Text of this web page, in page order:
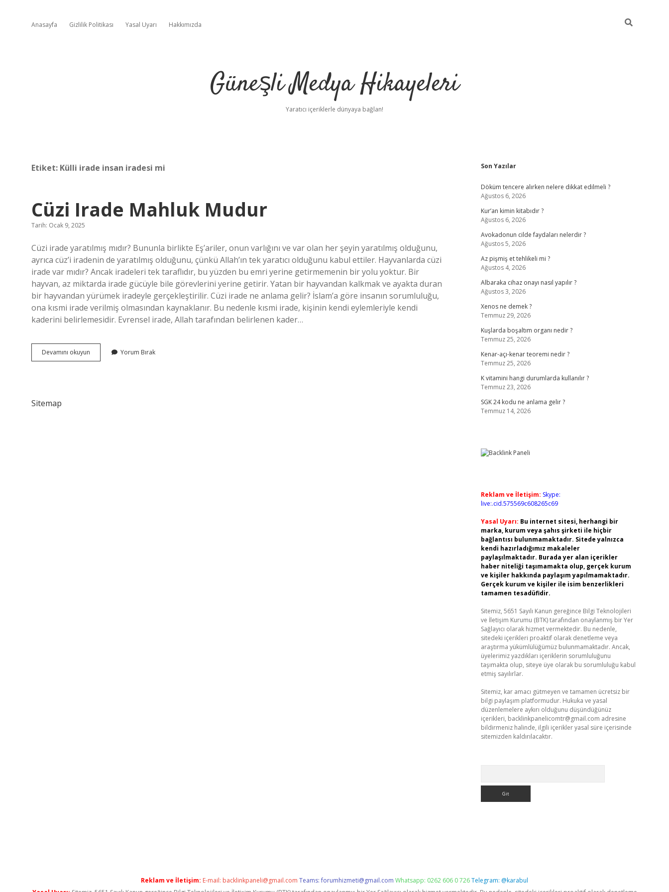
Anasayfa Gizlilik Politikası Yasal Uyarı Hakkımızda
Güneşli Medya Hikayeleri
Yaratıcı içeriklerle dünyaya bağlan!
Etiket: Külli irade insan iradesi mi
Cüzi Irade Mahluk Mudur
Tarih: Ocak 9, 2025
Cüzi irade yaratılmış mıdır? Bununla birlikte Eş’ariler, onun varlığını ve var olan her şeyin yaratılmış olduğunu,
ayrıca cüz’i iradenin de yaratılmış olduğunu, çünkü Allah’ın tek yaratıcı olduğunu kabul ettiler. Hayvanlarda cüzi
irade var mıdır? Ancak iradeleri tek taraflıdır, bu yüzden bu emri yerine getirmemenin bir yolu yoktur. Bir
hayvan, az miktarda irade gücüyle bile görevlerini yerine getirir. Yatan bir hayvandan kalkmak ve ayakta duran
bir hayvandan yürümek iradeyle gerçekleştirilir. Cüzi irade ne anlama gelir? İslam’a göre insanın sorumluluğu,
ona kısmi irade verilmiş olmasından kaynaklanır. Bu nedenle kısmi irade, kişinin kendi eylemleriyle kendi
kaderini belirlemesidir. Evrensel irade, Allah tarafından belirlenen kader…
Devamını okuyun
Irade
Yorum Bırak
Sitemap
Sidebar
Son Yazılar
Döküm tencere alırken nelere dikkat edilmeli ?
Ağustos 6, 2026
Kur’an kimin kitabıdır ?
Ağustos 6, 2026
Avokadonun cilde faydaları nelerdir ?
Ağustos 5, 2026
Az pişmiş et tehlikeli mi ?
Ağustos 4, 2026
Albaraka cihaz onayı nasıl yapılır ?
Ağustos 3, 2026
Xenos ne demek ?
Temmuz 29, 2026
Kuşlarda boşaltım organı nedir ?
Temmuz 25, 2026
Kenar-açı-kenar teoremi nedir ?
Temmuz 25, 2026
K vitamini hangi durumlarda kullanılır ?
Temmuz 23, 2026
SGK 24 kodu ne anlama gelir ?
Temmuz 14, 2026
Reklam ve İletişim: Skype:
live:.cid.575569c608265c69
Yasal Uyarı: Bu internet sitesi, herhangi bir
marka, kurum veya şahıs şirketi ile hiçbir
bağlantısı bulunmamaktadır. Sitede yalnızca
kendi hazırladığımız makaleler
paylaşılmaktadır. Burada yer alan içerikler
haber niteliği taşımamakta olup, gerçek kurum
ve kişiler hakkında paylaşım yapılmamaktadır.
Gerçek kurum ve kişiler ile isim benzerlikleri
tamamen tesadüfidir.
Sitemiz, 5651 Sayılı Kanun gereğince Bilgi Teknolojileri
ve İletişim Kurumu (BTK) tarafından onaylanmış bir Yer
Sağlayıcı olarak hizmet vermektedir. Bu nedenle,
sitedeki içerikleri proaktif olarak denetleme veya
araştırma yükümlülüğümüz bulunmamaktadır. Ancak,
üyelerimiz yazdıkları içeriklerin sorumluluğunu
taşımakta olup, siteye üye olarak bu sorumluluğu kabul
etmiş sayılırlar.
Sitemiz, kar amacı gütmeyen ve tamamen ücretsiz bir
bilgi paylaşım platformudur. Hukuka ve yasal
düzenlemelere aykırı olduğunu düşündüğünüz
içerikleri, backlinkpanelicomtr@gmail.com adresine
bildirmeniz halinde, ilgili içerikler yasal süre içerisinde
sitemizden kaldırılacaktır.
Reklam ve İletişim: E-mail: backlinkpaneli@gmail.com Teams:forumhizmeti@gmail.com Whatsapp: 0262 606 0 726Telegram: @karabul